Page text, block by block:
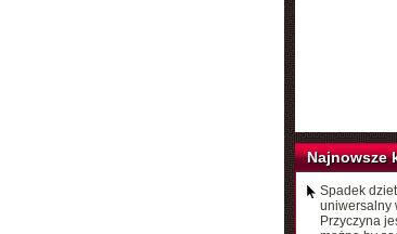
Najnowsze
Spadek
uniwersalny
Przyczyna